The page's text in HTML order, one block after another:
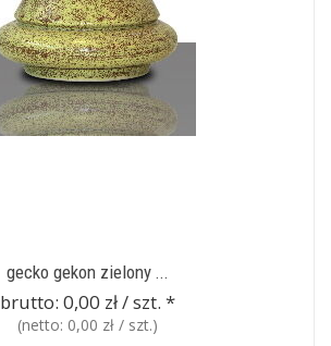
gecko gekon zielony ...
brutto: 0,00 zł / szt. *
(netto: 0,00 zł / szt.)